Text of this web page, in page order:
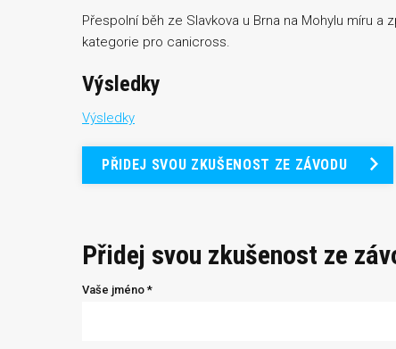
Přespolní běh ze Slavkova u Brna na Mohylu míru a
kategorie pro canicross.
Výsledky
Výsledky
PŘIDEJ SVOU ZKUŠENOST ZE ZÁVODU
Přidej svou zkušenost ze
Vaše jméno *